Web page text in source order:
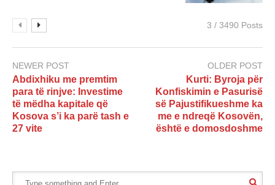
3 / 3490 Posts
NEWER POST
Abdixhiku me premtim
para të rinjve: Investime
të mëdha kapitale që
Kosova s’i ka parë tash e
27 vite
OLDER POST
Kurti: Byroja për
Konfiskimin e Pasurisë
së Pajustifikueshme ka
me e ndreqë Kosovën,
është e domosdoshme